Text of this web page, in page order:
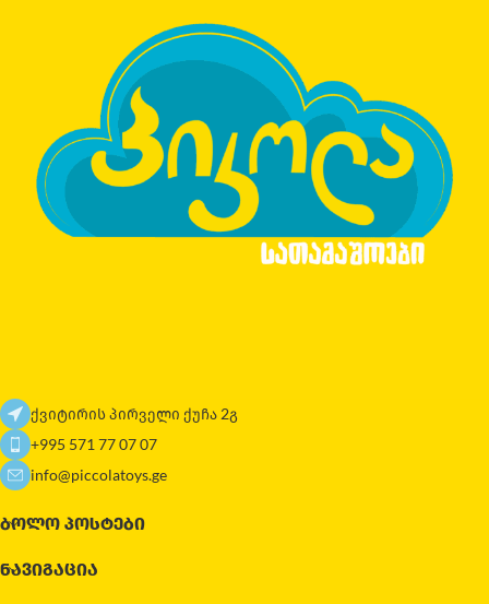
ქვიტირის პირველი ქუჩა 2გ
+995 571 77 07 07
info@piccolatoys.ge
ᲑᲝᲚᲝ ᲞᲝᲡᲢᲔᲑᲘ
ᲜᲐᲕᲘᲒᲐᲪᲘᲐ